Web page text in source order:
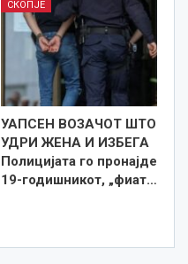
СКОПЈЕ
УАПСЕН ВОЗАЧОТ ШТО
УДРИ ЖЕНА И ИЗБЕГА
Полицијата го пронајде
19-годишникот, „фиат…